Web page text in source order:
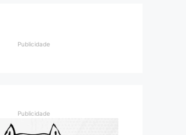
Publicidade
Publicidade